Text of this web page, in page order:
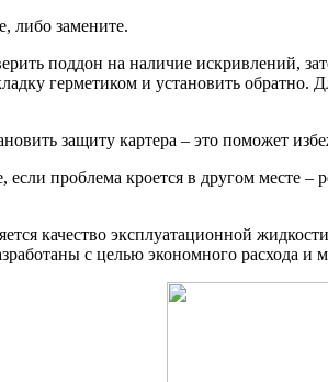
либо замените.
поддон на наличие искривлений,
герметиком и установить обратно.
защиту картера – это поможет
если проблема кроется в другом
качество эксплуатационной
с целью экономного расхода и